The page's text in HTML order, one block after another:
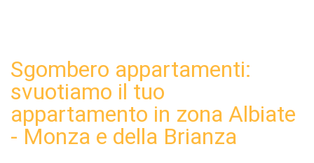
Sgombero appartamenti:
svuotiamo il tuo
appartamento in zona Albiate
- Monza e della Brianza